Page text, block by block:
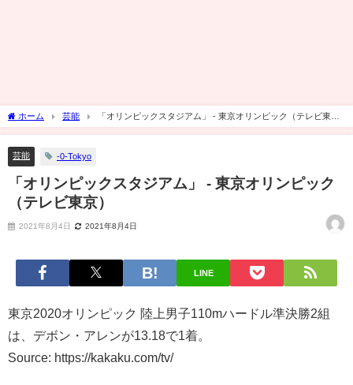
ホーム 芸能
「オリンピックスタジアム」 - 東京オリンピック（テレビ東
京）
芸能 -0-Tokyo
「オリンピックスタジアム」 - 東京オリンピック
（テレビ東京）
2021年8月4日 2021年8月4日
LINE
東京2020オリンピック 陸上男子110mハードル準決勝2組
は、デボン・アレンが13.18で1着。
Source: https://kakaku.com/tv/